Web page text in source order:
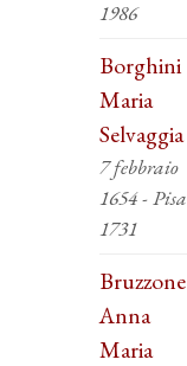
1986
Borghini
Maria
Selvaggia
7 febbraio
1654 - Pisa
1731
Bruzzone
Anna
Maria